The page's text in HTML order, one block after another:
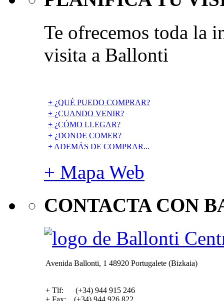
Te ofrecemos toda la
visita a Ballonti
+ ¿QUÉ PUEDO COMPRAR?
+ ¿CUANDO VENIR?
+ ¿CÓMO LLEGAR?
+ ¿DONDE COMER?
+ ADEMÁS DE COMPRAR...
+ Mapa Web
CONTACTA CON
Avenida Ballonti, 1 48920 Portugalete (Bizkaia)
+ Tlf: (+34) 944 915 246